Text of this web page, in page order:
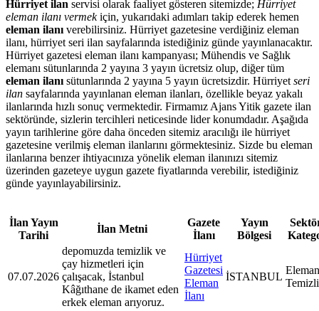
Hürriyet ilan servisi olarak faaliyet gösteren sitemizde; Hürriyet
eleman ilanı vermekiçin, yukarıdaki adımları takip ederek hemen
eleman ilanı verebilirsiniz. Hürriyet gazetesine verdiğiniz eleman
ilanı, hürriyet seri ilan sayfalarında istediğiniz günde yayınlanacaktır.
Hürriyet gazetesi eleman ilanı kampanyası; Mühendis ve Sağlık
elemanı sütunlarında 2 yayına 3 yayın ücretsiz olup, diğer tüm
eleman ilanı sütunlarında 2 yayına 5 yayın ücretsizdir. Hürriyet seri
ilan sayfalarında yayınlanan eleman ilanları, özellikle beyaz yakalı
ilanlarında hızlı sonuç vermektedir. Firmamız Ajans Yitik gazete ilan
sektöründe, sizlerin tercihleri neticesinde lider konumdadır. Aşağıda
yayın tarihlerine göre daha önceden sitemiz aracılığı ile hürriyet
gazetesine verilmiş eleman ilanlarını görmektesiniz. Sizde bu eleman
ilanlarına benzer ihtiyacınıza yönelik eleman ilanınızı sitemiz
üzerinden gazeteye uygun gazete fiyatlarında verebilir, istediğiniz
günde yayınlayabilirsiniz.
İlan Yayın
Tarihi
İlan Metni
Gazete
İlanı
Yayın
Bölgesi
07.07.2026
depomuzda temizlik ve
çay hizmetleri için
çalışacak, İstanbul
Kâğıthane de ikamet eden
erkek eleman arıyoruz.
Hürriyet
Gazetesi
Eleman
İlanı
İSTANBUL